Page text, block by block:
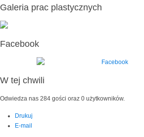
Galeria prac plastycznych
Facebook
W tej chwili
Odwiedza nas 284 gości oraz 0 użytkowników.
Drukuj
E-mail